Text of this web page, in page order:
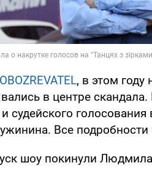
OBOZREVATEL, в этом
в центре
и судейского
Все подробности
шоу покинули